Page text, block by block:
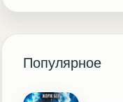
Популярное